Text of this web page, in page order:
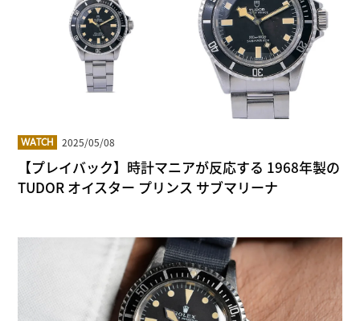
WATCH 2025/05/08
【プレイバック】時計マニアが反応する 1968年製の
TUDOR オイスター プリンス サブマリーナ